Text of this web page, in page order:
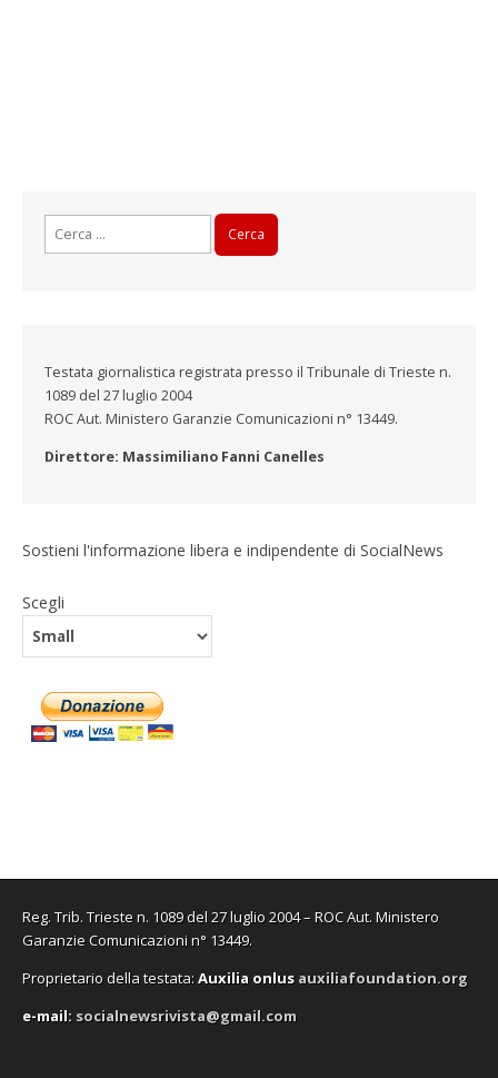
Testata giornalistica registrata presso il Tribunale di Trieste n.
1089 del 27 luglio 2004
ROC Aut. Ministero Garanzie Comunicazioni n° 13449.
Direttore: Massimiliano Fanni Canelles
Sostieni l'informazione libera e indipendente di SocialNews
Scegli
Reg. Trib. Trieste n. 1089 del 27 luglio 2004 – ROC Aut. Ministero
Garanzie Comunicazioni n° 13449.
Proprietario della testata:Auxilia onlus auxiliafoundation.org
e-mail: socialnewsrivista@gmail.com